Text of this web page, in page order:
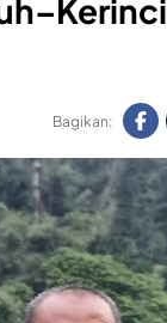
Bagikan: